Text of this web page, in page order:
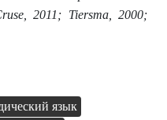
2011; Tiersma, 2000;
язык